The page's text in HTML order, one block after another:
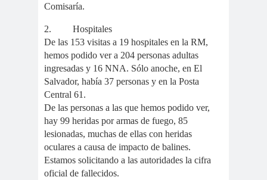
es
#FalloJudic
ial
#GabrielBoric
Font
#Géner
o
#GéneroYDD
HH
#Importan
te
#Importante #Noticias
#Asamblea
#Colegiodeperiodistas
#InformarNoEs
Delito
#LibertadDePr
ensa
#MediosNoSexi
Comisaría.
2.
Hospitales
De las 153 visitas a 19 hospitales en la RM,
hemos podido ver a 204 personas adultas
ingresadas y 16 NNA. Sólo anoche, en El
Salvador, había 37 personas y en la Posta
Central 61.
De las personas a las que hemos podido ver,
hay 99 heridas por armas de fuego, 85
lesionadas, muchas de ellas con heridas
oculares a causa de impacto de balines.
Estamos solicitando a las autoridades la cifra
oficial de fallecidos.